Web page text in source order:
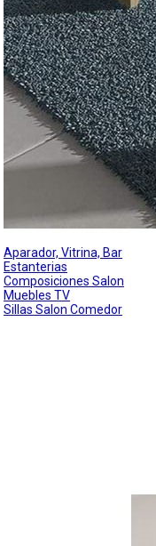
Aparador, Vitrina, Bar
Estanterias
Composiciones Salon
Muebles TV
Sillas Salon Comedor